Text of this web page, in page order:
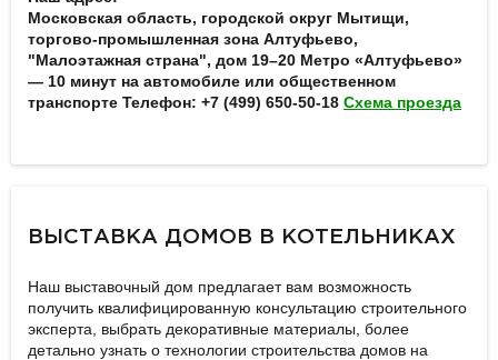
Московская область, городской округ Мытищи,
торгово-промышленная зона Алтуфьево,
"Малоэтажная страна", дом 19–20 Метро «Алтуфьево»
— 10 минут на автомобиле или общественном
транспорте Телефон: +7 (499) 650-50-18 Схема проезда
ВЫСТАВКА ДОМОВ В КОТЕЛЬНИКАХ
Наш выставочный дом предлагает вам возможность
получить квалифицированную консультацию строительного
эксперта, выбрать декоративные материалы, более
детально узнать о технологии строительства домов на